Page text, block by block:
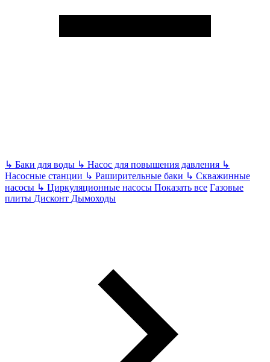
↳ Баки для воды ↳ Насос для повышения давления ↳
Насосные станции ↳ Раширительные баки ↳ Скважинные
насосы ↳ Циркуляционные насосы Показать все Газовые
плиты Дисконт Дымоходы